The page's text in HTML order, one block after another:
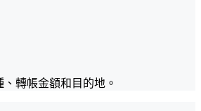
轉帳金額和目的地。